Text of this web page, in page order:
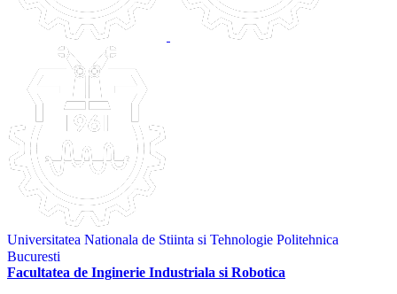
Universitatea Nationala de Stiinta si Tehnologie Politehnica
Bucuresti
Facultatea de Inginerie Industriala si Robotica